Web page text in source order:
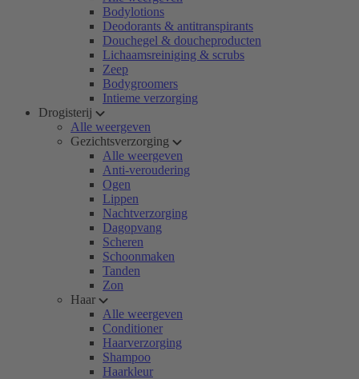
Bodylotions
Deodorants & antitranspirants
Douchegel & doucheproducten
Lichaamsreiniging & scrubs
Zeep
Bodygroomers
Intieme verzorging
Drogisterij
Alle weergeven
Gezichtsverzorging
Alle weergeven
Anti-veroudering
Ogen
Lippen
Nachtverzorging
Dagopvang
Scheren
Schoonmaken
Tanden
Zon
Haar
Alle weergeven
Conditioner
Haarverzorging
Shampoo
Haarkleur